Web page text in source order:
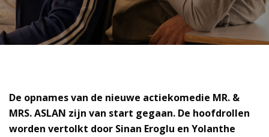
De opnames van de nieuwe actiekomedie MR. &
MRS. ASLAN zijn van start gegaan. De hoofdrollen
worden vertolkt door Sinan Eroglu en Yolanthe